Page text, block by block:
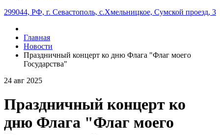
299044, РФ, г. Севастополь, с.Хмельницкое, Сумской проезд, 3
Главная
Новости
Праздничный концерт ко дню Флага "Флаг моего
Государства"
24 авг 2025
Праздничный концерт ко
дню Флага "Флаг моего